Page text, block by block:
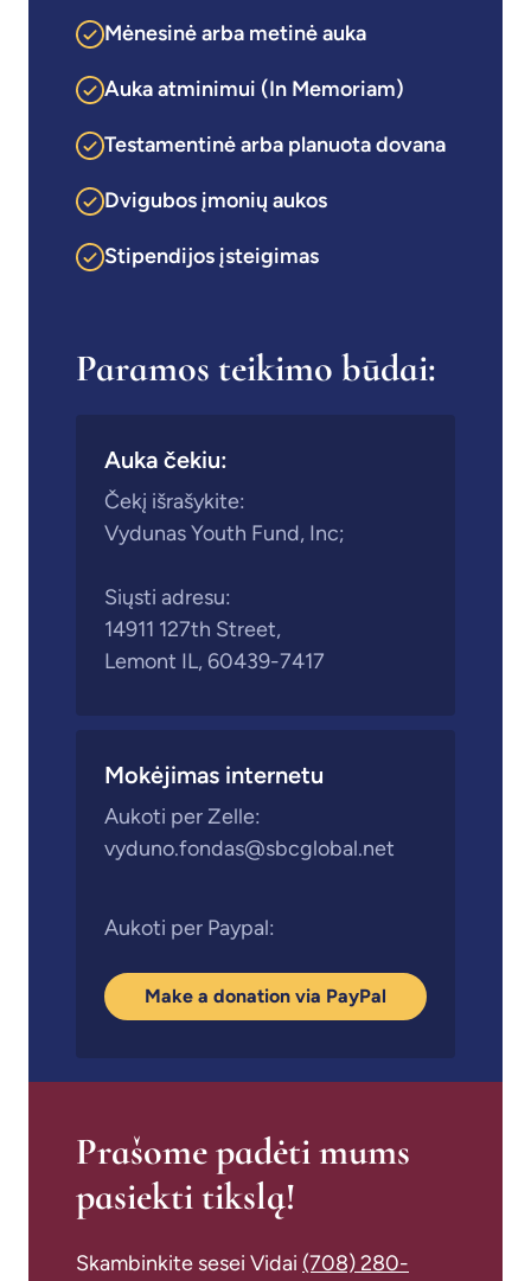
Mėnesinė arba metinė auka
Auka atminimui (In Memoriam)
Testamentinė arba planuota dovana
Dvigubos įmonių aukos
Stipendijos įsteigimas
Paramos teikimo būdai:
Auka čekiu:
Čekį išrašykite:
Vydunas Youth Fund, Inc;
Siųsti adresu:
14911 127th Street,
Lemont IL, 60439-7417
Mokėjimas internetu
Aukoti per Zelle:
vyduno.fondas@sbcglobal.net
Aukoti per Paypal:
Make a donation via PayPal
Prašome padėti mums
pasiekti tikslą!
Skambinkite sesei Vidai (708) 280-